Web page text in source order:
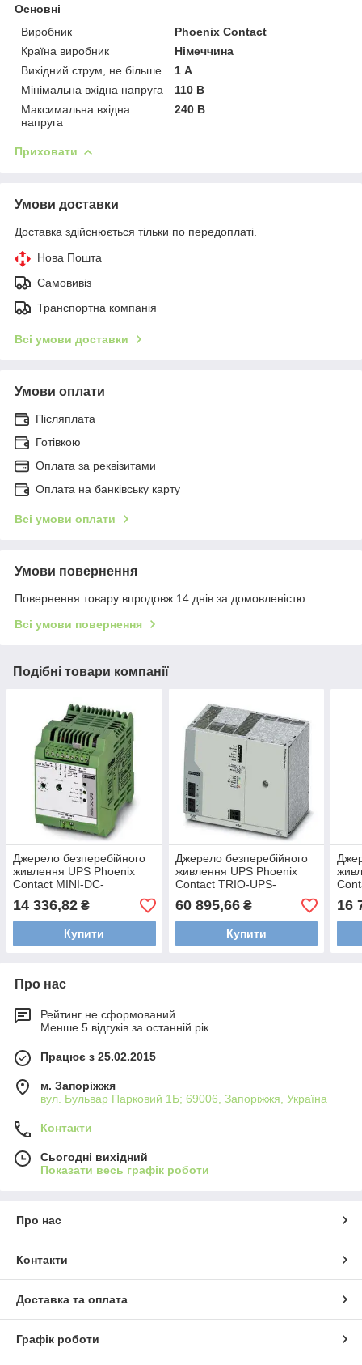
Основні
Виробник
Phoenix Contact
Країна виробник
Німеччина
Вихідний струм, не більше
1 А
Мінімальна вхідна напруга
110 В
Максимальна вхідна
напруга
240 В
Приховати
Умови доставки
Доставка здійснюється тільки по передоплаті.
Нова Пошта
Самовивіз
Транспортна компанія
Всі умови доставки
Умови оплати
Післяплата
Готівкою
Оплата за реквізитами
Оплата на банківську карту
Всі умови оплати
Умови повернення
Повернення товару впродовж 14 днів за домовленістю
Всі умови повернення
Подібні товари компанії
Джерело безперебійного
живлення UPS Phoenix
Contact MINI-DC-
UPS/12DC/4, 2866598
14 336,82 ₴
Купити
Джерело безперебійного
живлення UPS Phoenix
Contact TRIO-UPS-
2G/1AC/1AC/120V/750VA,
2905908
60 895,66₴
Купити
16
Про нас
Рейтинг не сформований
Менше 5 відгуків за останній рік
Працює з 25.02.2015
м. Запоріжжя
вул. Бульвар Парковий 1Б; 69006, Запоріжжя, Україна
Контакти
Сьогодні вихідний
Показати весь графік роботи
Про нас
Контакти
Доставка та оплата
Графік роботи